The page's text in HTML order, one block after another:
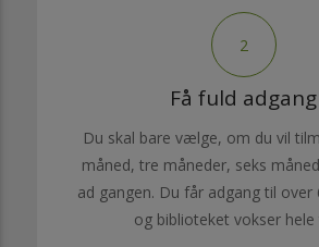
2
Få fuld adgang
Du skal bare vælge, om du vil
måned, tre måneder, seks
ad gangen. Du får adgang til over
og biblioteket vokser hele